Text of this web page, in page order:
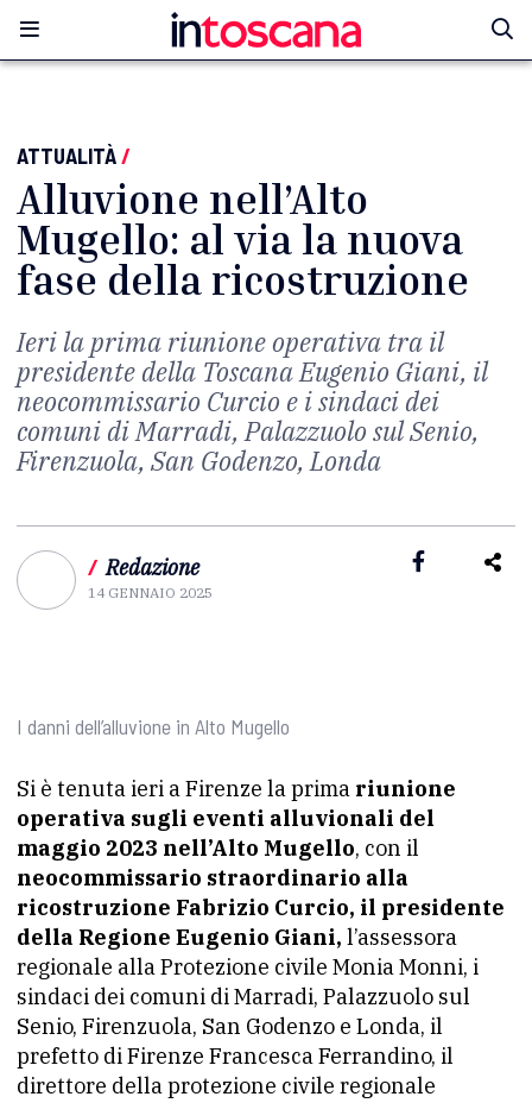
ATTUALITÀ/
Alluvione nell’Alto
Mugello: al via la nuova
fase della ricostruzione
Ieri la prima riunione operativa tra il
presidente della Toscana Eugenio Giani, il
neocommissario Curcio e i sindaci dei
comuni di Marradi, Palazzuolo sul Senio,
Firenzuola, San Godenzo, Londa
/ Redazione
14 GENNAIO 2025
I danni dell’alluvione in Alto Mugello
Si è tenuta ieri a Firenze la prima riunione
operativa sugli eventi alluvionali del
maggio 2023 nell’Alto Mugello, con il
neocommissario straordinario alla
ricostruzione Fabrizio Curcio, il presidente
della Regione Eugenio Giani, l’assessora
regionale alla Protezione civile Monia Monni, i
sindaci dei comuni di Marradi, Palazzuolo sul
Senio, Firenzuola, San Godenzo e Londa, il
prefetto di Firenze Francesca Ferrandino, il
direttore della protezione civile regionale